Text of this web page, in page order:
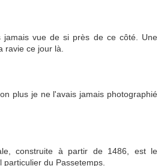
jamais vue de si près de ce côté. Une
ravie ce jour là.
plus je ne l'avais jamais photographié
construite à partir de 1486, est le
du Passetemps.